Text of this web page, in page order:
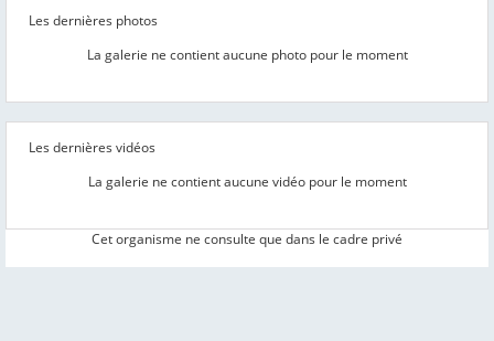
Les dernières photos
La galerie ne contient aucune photo pour le moment
Les dernières vidéos
La galerie ne contient aucune vidéo pour le moment
Cet organisme ne consulte que dans le cadre privé